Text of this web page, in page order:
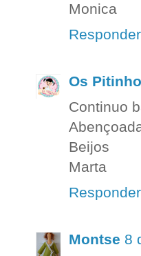
Monica
Responder
Os
Continuo
Beijos
Marta
Responder
Montse 8